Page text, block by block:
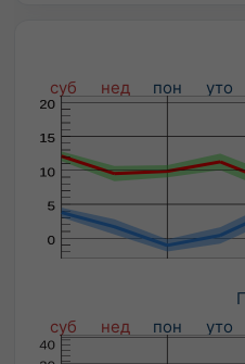
суб нед пон уто
суб
нед пон уто